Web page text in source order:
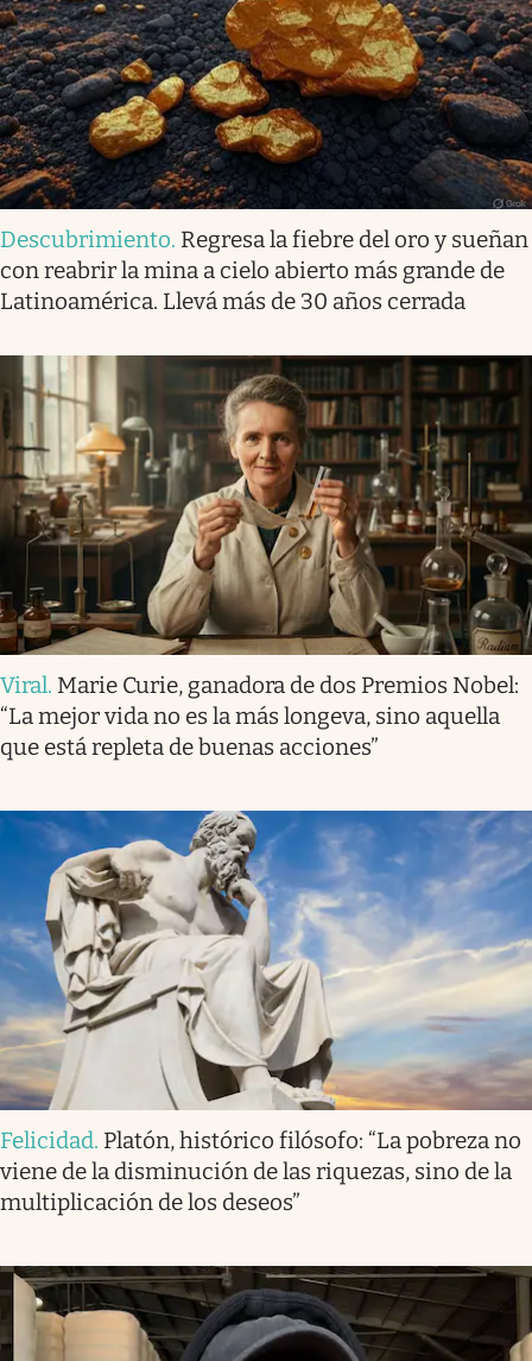
Descubrimiento. Regresa la fiebre del oro y sueñan
con reabrir la mina a cielo abierto más grande de
Latinoamérica. Llevá más de 30 años cerrada
Viral. Marie Curie, ganadora de dos Premios Nobel:
“La mejor vida no es la más longeva, sino aquella
que está repleta de buenas acciones”
Felicidad. Platón, histórico filósofo: “La pobreza no
viene de la disminución de las riquezas, sino de la
multiplicación de los deseos”